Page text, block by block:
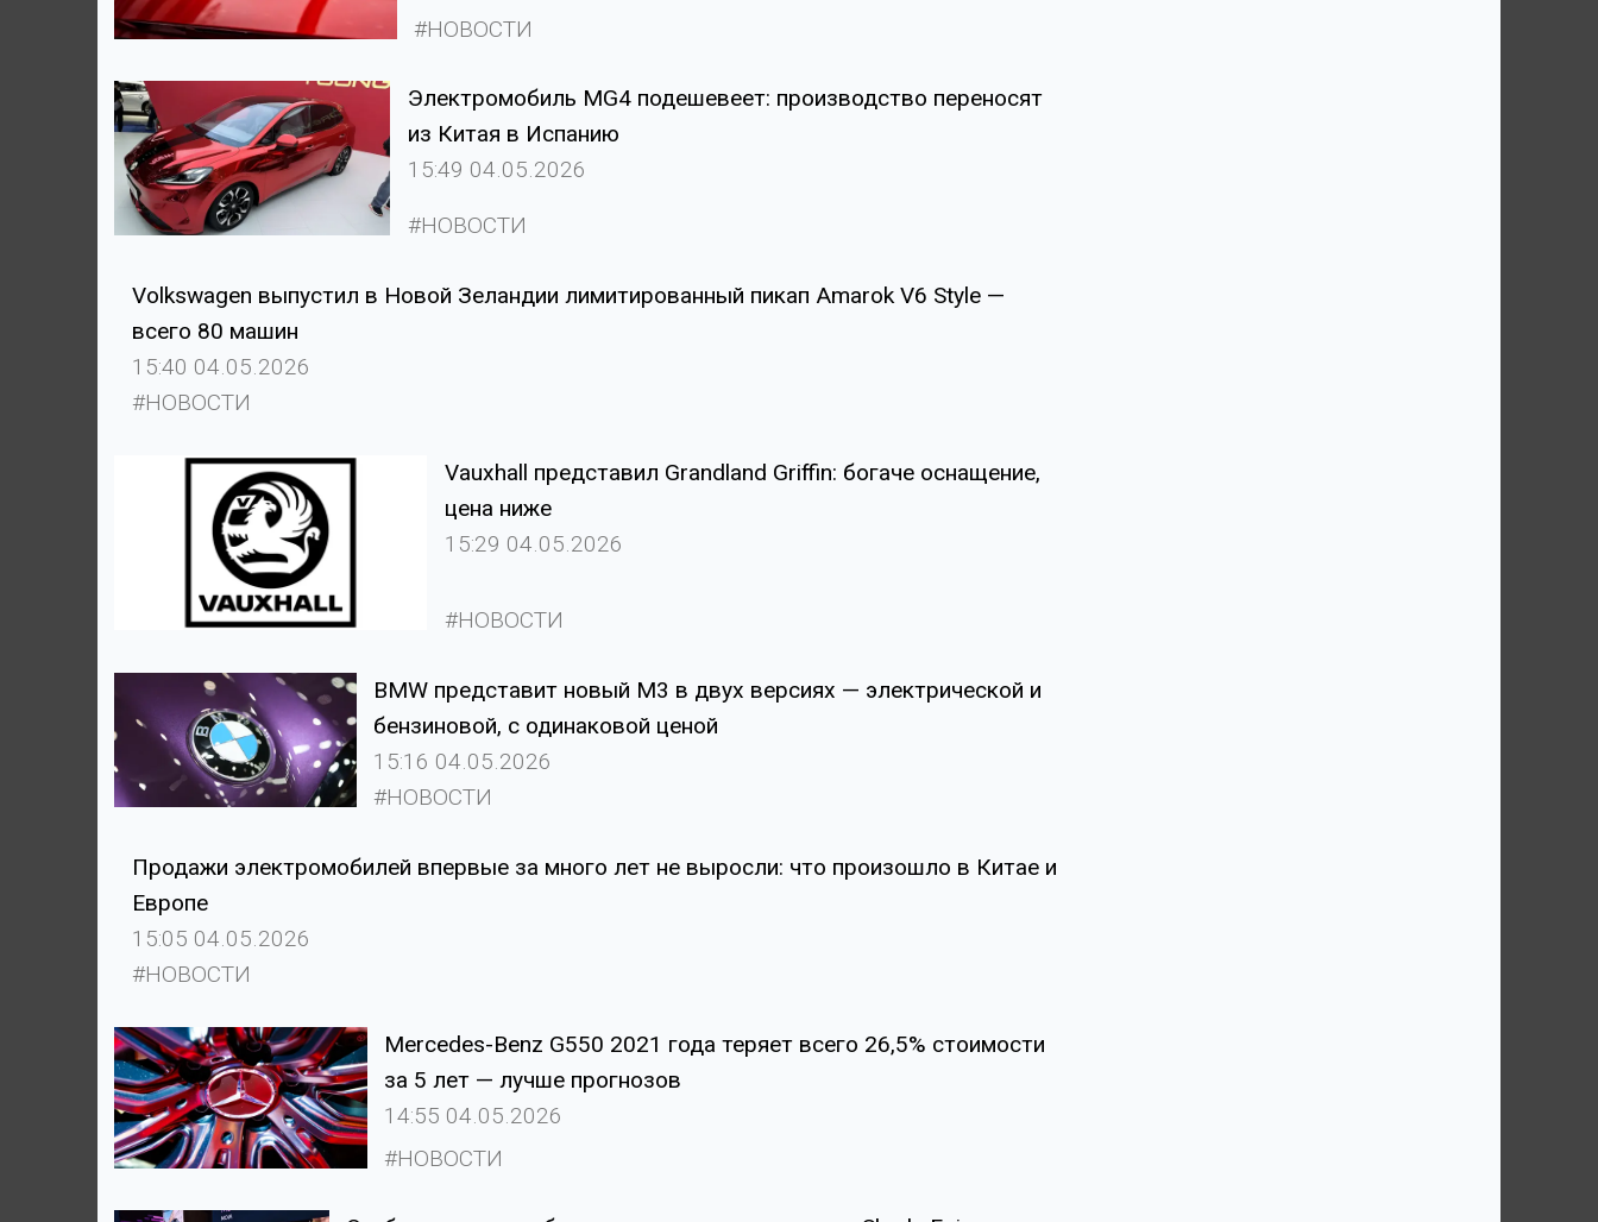
#НОВОСТИ
Электромобиль MG4 подешевеет: производство переносят
из Китая в Испанию
15:49 04.05.2026
#НОВОСТИ
Volkswagen выпустил в Новой Зеландии лимитированный пикап Amarok V6 Style —
всего 80 машин
15:40 04.05.2026
#НОВОСТИ
Vauxhall представил Grandland Griffin: богаче оснащение,
цена ниже
15:29 04.05.2026
#НОВОСТИ
BMW представит новый M3 в двух версиях — электрической и
бензиновой, с одинаковой ценой
15:16 04.05.2026
#НОВОСТИ
Продажи электромобилей впервые за много лет не выросли: что произошло в Китае и
Европе
15:05 04.05.2026
#НОВОСТИ
Mercedes-Benz G550 2021 года теряет всего 26,5% стоимости
за 5 лет — лучше прогнозов
14:55 04.05.2026
#НОВОСТИ